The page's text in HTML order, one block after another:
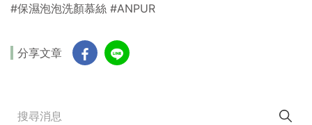
#保濕泡泡洗顏慕絲 #ANPUR
分享文章